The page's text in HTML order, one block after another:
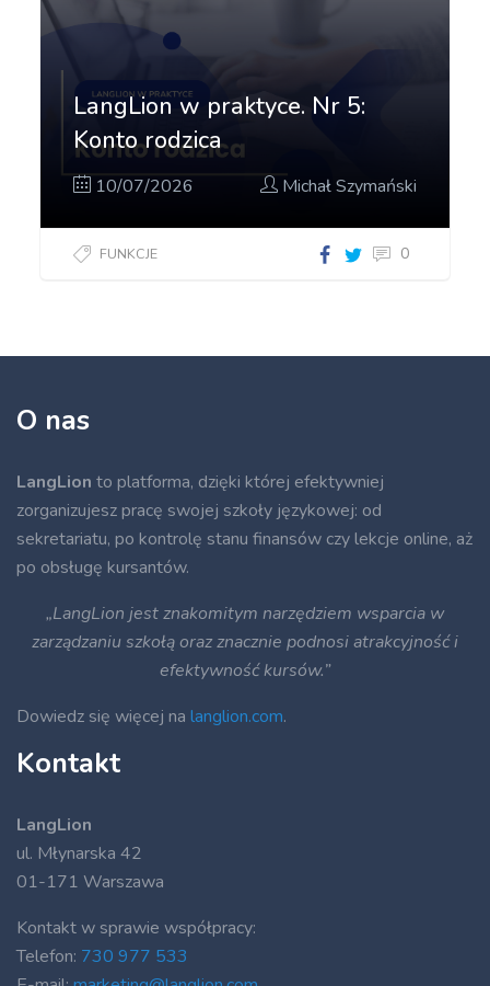
LangLion w praktyce. Nr 5:
Konto rodzica
10/07/2026 Michał Szymański
FUNKCJE 0
O nas
LangLion to platforma, dzięki której efektywniej
zorganizujesz pracę swojej szkoły językowej: od
sekretariatu, po kontrolę stanu finansów czy lekcje online, aż
po obsługę kursantów.
„LangLion jest znakomitym narzędziem wsparcia w
zarządzaniu szkołą oraz znacznie podnosi atrakcyjność i
efektywność kursów.”
Dowiedz się więcej na langlion.com.
Kontakt
LangLion
ul. Młynarska 42
01-171 Warszawa
Kontakt w sprawie współpracy:
Telefon: 730 977 533